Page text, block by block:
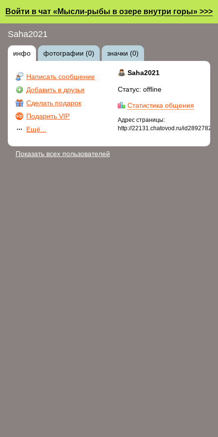
Войти в чат «Мысли-рыбы в озере внутри горы» >>>
Saha2021
инфо фотографии (0) значки (0)
Написать сообщение
Добавить в друзья
Сделать подарок
Подарить VIP
Ещё...
Saha2021
Статус: offline
Статистика общения
Адрес страницы:
http://22131.chatovod.ru/id2892782
Показать всех пользователей